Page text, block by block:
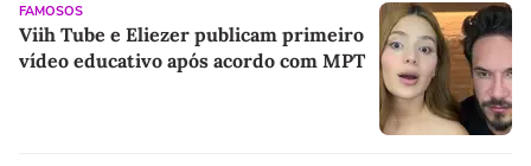
FAMOSOS
Viih Tube e Eliezer publicam primeiro
vídeo educativo após acordo com MPT